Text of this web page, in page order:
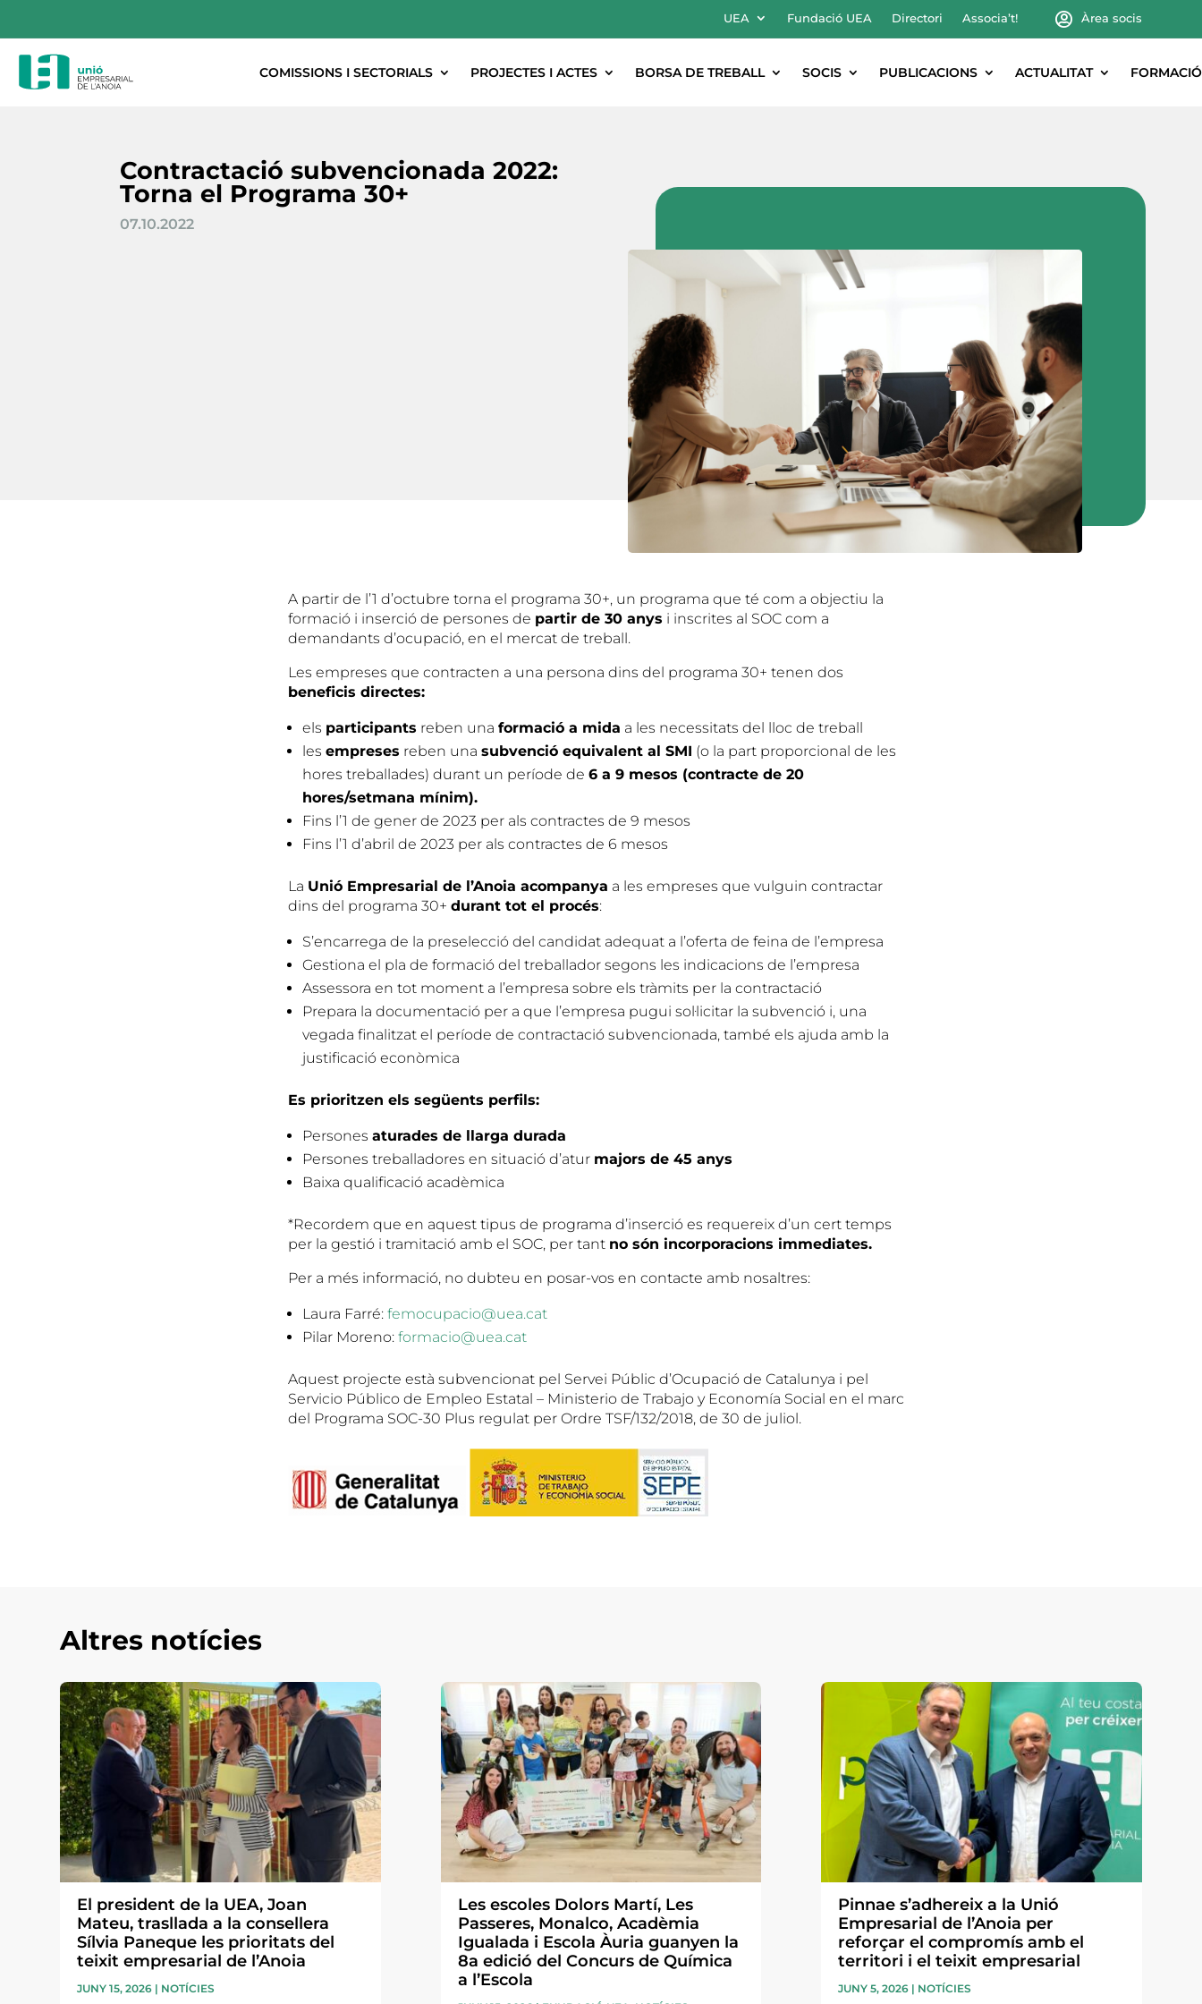
UEA Fundació UEA Directori Associa’t! Àrea socis
COMISSIONS I SECTORIALS PROJECTES I ACTES BORSA DE TREBALL SOCIS PUBLICACIONS ACTUALITAT FORMACIÓ
Contractació subvencionada 2022:
Torna el Programa 30+
07.10.2022
A partir de l’1 d’octubre torna el programa 30+, un programa que té com a objectiu la
formació i inserció de persones de partir de 30 anys i inscrites al SOC com a
demandants d’ocupació, en el mercat de treball.
Les empreses que contracten a una persona dins del programa 30+ tenen dos
beneficis directes:
els participants reben una formació a mida a les necessitats del lloc de treball
les empreses reben una subvenció equivalent al SMI (o la part proporcional de les
hores treballades) durant un període de 6 a 9 mesos (contracte de 20
hores/setmana mínim).
Fins l’1 de gener de 2023 per als contractes de 9 mesos
Fins l’1 d’abril de 2023 per als contractes de 6 mesos
La Unió Empresarial de l’Anoia acompanya a les empreses que vulguin contractar
dins del programa 30+ durant tot el procés:
S’encarrega de la preselecció del candidat adequat a l’oferta de feina de l’empresa
Gestiona el pla de formació del treballador segons les indicacions de l’empresa
Assessora en tot moment a l’empresa sobre els tràmits per la contractació
Prepara la documentació per a que l’empresa pugui sol·licitar la subvenció i, una
vegada finalitzat el període de contractació subvencionada, també els ajuda amb la
justificació econòmica
Es prioritzen els següents perfils:
Persones aturades de llarga durada
Persones treballadores en situació d’atur majors de 45 anys
Baixa qualificació acadèmica
*Recordem que en aquest tipus de programa d’inserció es requereix d’un cert temps
per la gestió i tramitació amb el SOC, per tant no són incorporacions immediates.
Per a més informació, no dubteu en posar-vos en contacte amb nosaltres:
Laura Farré: femocupacio@uea.cat
Pilar Moreno: formacio@uea.cat
Aquest projecte està subvencionat pel Servei Públic d’Ocupació de Catalunya i pel
Servicio Público de Empleo Estatal – Ministerio de Trabajo y Economía Social en el marc
del Programa SOC-30 Plus regulat per Ordre TSF/132/2018, de 30 de juliol.
Altres notícies
El president de la UEA, Joan
Mateu, trasllada a la consellera
Sílvia Paneque les prioritats del
teixit empresarial de l’Anoia
JUNY 15, 2026 | NOTÍCIES
Les escoles Dolors Martí, Les
Passeres, Monalco, Acadèmia
Igualada i Escola Àuria guanyen la
8a edició del Concurs de Química
a l’Escola
Pinnae s’adhereix a la Unió
Empresarial de l’Anoia per
reforçar el compromís amb el
territori i el teixit empresarial
JUNY 5, 2026| NOTÍCIES